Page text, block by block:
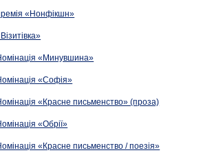
«Нонфікшн»
«Минувшина»
«Софія»
«Красне письменство» (проза)
«Обрії»
«Красне письменство / поезія»